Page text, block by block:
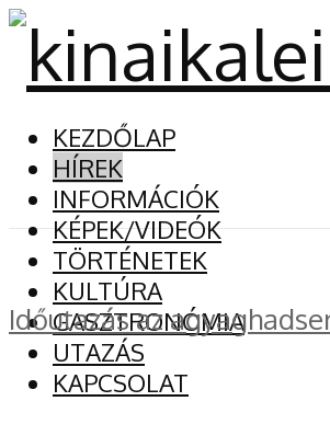
KEZDŐLAP
HÍREK
INFORMÁCIÓK
KÉPEK/VIDEÓK
TÖRTÉNETEK
KULTÚRA
GASZTRONÓMIA
UTAZÁS
KAPCSOLAT
Időutazás az